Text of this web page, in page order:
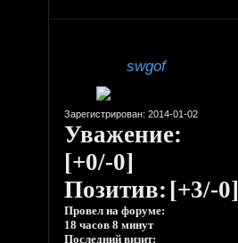
swgof
Зарегистрирован: 2014-01-02
Уважение:
[+0/-0]
Позитив: [+3/-0]
Провел на форуме:
18 часов 8 минут
Последний визит: